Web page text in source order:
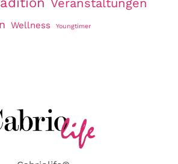
Veranstaltungen
Wellness Youngtimer